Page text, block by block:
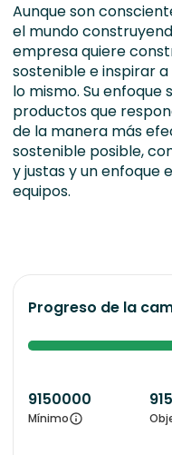
Aunque son
el mundo
empresa quiere
sostenible e inspirar
lo mismo. Su
productos que
de la manera más
sostenible posible,
y justas y un enfoque
equipos.
Progreso de la
9150000
Mínimo